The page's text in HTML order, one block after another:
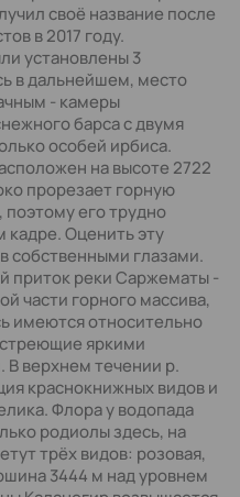
своё название после
в 2017 году.
установлены 3
в дальнейшем, место
- камеры
барса с двумя
особей ирбиса.
на высоте 2722
прорезает горную
поэтому его трудно
кадре. Оценить эту
собственными глазами.
приток реки Саржематы -
части горного массива,
имеются относительно
яркими
В верхнем течении р.
краснокнижных видов и
Флора у водопада
родиолы здесь, на
трёх видов: розовая,
3444 м над уровнем